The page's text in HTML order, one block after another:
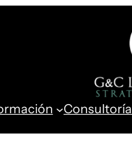
Consultoría